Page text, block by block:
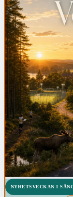
NYHETSVECKAN I